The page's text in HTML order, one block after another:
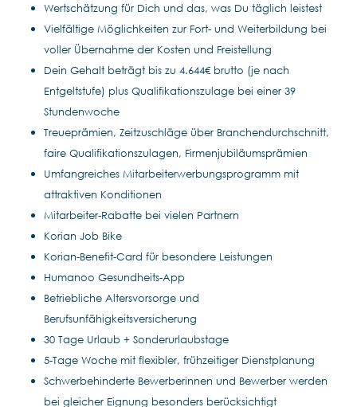
Wertschätzung für Dich und das, was Du täglich leistest
Vielfältige Möglichkeiten zur Fort- und Weiterbildung bei
voller Übernahme der Kosten und Freistellung
Dein Gehalt beträgt bis zu 4.644€ brutto (je nach
Entgeltstufe) plus Qualifikationszulage bei einer 39
Stundenwoche
Treueprämien, Zeitzuschläge über Branchendurchschnitt,
faire Qualifikationszulagen, Firmenjubiläumsprämien
Umfangreiches Mitarbeiterwerbungsprogramm mit
attraktiven Konditionen
Mitarbeiter-Rabatte bei vielen Partnern
Korian Job Bike
Korian-Benefit-Card für besondere Leistungen
Humanoo Gesundheits-App
Betriebliche Altersvorsorge und
Berufsunfähigkeitsversicherung
30 Tage Urlaub + Sonderurlaubstage
5-Tage Woche mit flexibler, frühzeitiger Dienstplanung
Schwerbehinderte Bewerberinnen und Bewerber werden
bei gleicher Eignung besonders berücksichtigt